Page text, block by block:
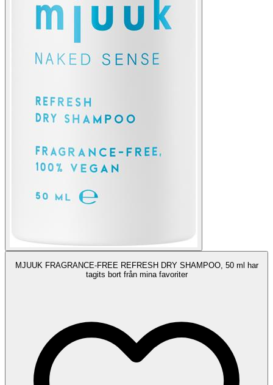
MJUUK FRAGRANCE-FREE REFRESH DRY SHAMPOO, 50 ml har
tagits bort från mina favoriter